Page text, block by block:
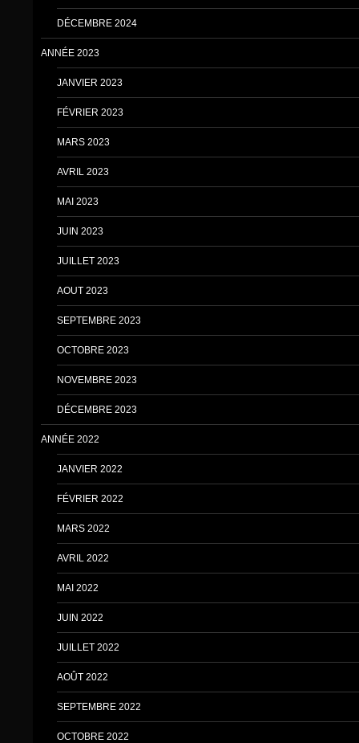
DÉCEMBRE 2024
ANNÉE 2023
JANVIER 2023
FÉVRIER 2023
MARS 2023
AVRIL 2023
MAI 2023
JUIN 2023
JUILLET 2023
AOUT 2023
SEPTEMBRE 2023
OCTOBRE 2023
NOVEMBRE 2023
DÉCEMBRE 2023
ANNÉE 2022
JANVIER 2022
FÉVRIER 2022
MARS 2022
AVRIL 2022
MAI 2022
JUIN 2022
JUILLET 2022
AOÛT 2022
SEPTEMBRE 2022
OCTOBRE 2022